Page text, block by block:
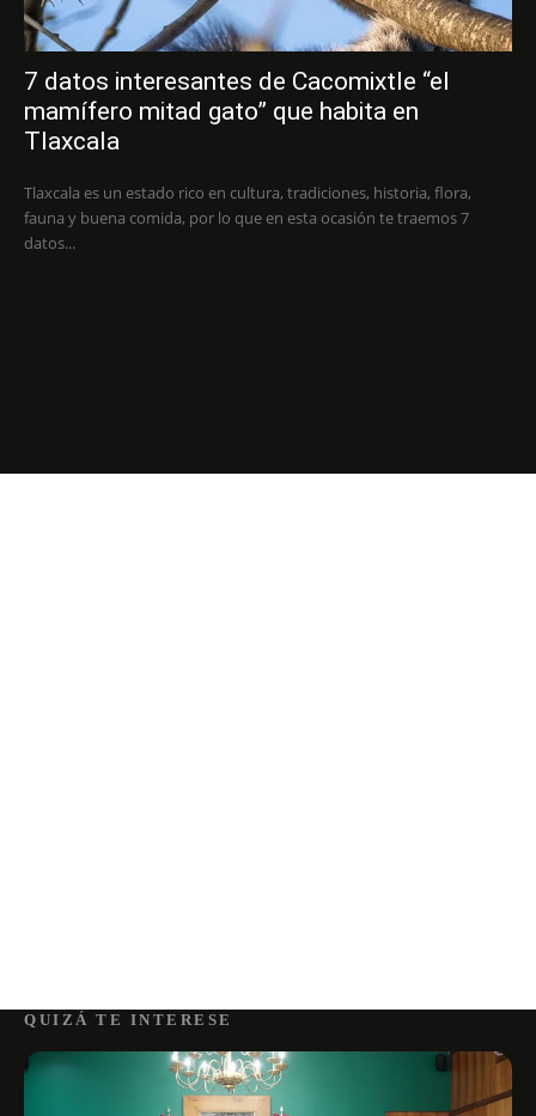
7 datos interesantes de Cacomixtle “el
mamífero mitad gato” que habita en
Tlaxcala
Tlaxcala es un estado rico en cultura, tradiciones, historia, flora,
fauna y buena comida, por lo que en esta ocasión te traemos 7
datos...
QUIZÁ TE INTERESE